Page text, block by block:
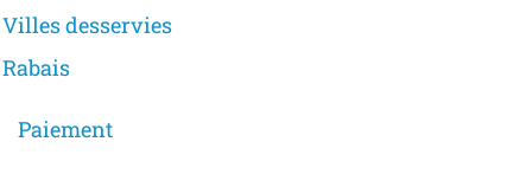
Villes desser​vies
Rabais
Paiement